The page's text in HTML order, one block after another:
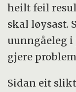
heilt feil
skal løysast.
uunngåeleg
gjere
Sidan eit